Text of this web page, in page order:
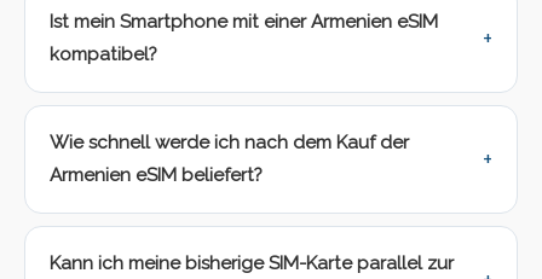
Ist mein Smartphone mit einer Armenien eSIM
kompatibel?
Wie schnell werde ich nach dem Kauf der
Armenien eSIM beliefert?
Kann ich meine bisherige SIM-Karte parallel zur